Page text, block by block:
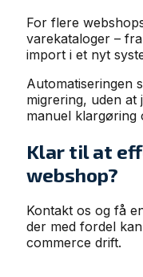
For flere
varekataloger –
import i et nyt
Automatiseringen
migrering, uden at
manuel klargøring
Klar til at
webshop?
Kontakt os og få
der med fordel
commerce drift.